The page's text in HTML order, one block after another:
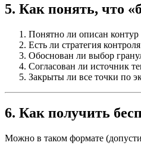
5. Как понять, что
Понятно ли описан
Есть ли стратегия
Обоснован ли выбор
Согласован ли источник
Закрыты ли все точки по
6. Как получить
Можно в таком формате